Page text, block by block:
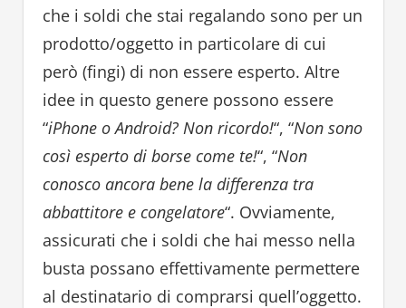
che i soldi che stai regalando sono per un
prodotto/oggetto in particolare di cui
però (fingi) di non essere esperto. Altre
idee in questo genere possono essere
“iPhone o Android? Non ricordo!“, “Non sono
così esperto di borse come te!“, “Non
conosco ancora bene la differenza tra
abbattitore e congelatore“. Ovviamente,
assicurati che i soldi che hai messo nella
busta possano effettivamente permettere
al destinatario di comprarsi quell’oggetto.